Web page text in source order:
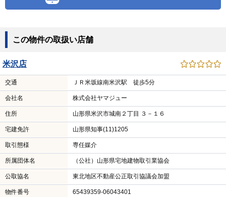
この物件の取扱い店舗
米沢店
交通 ＪＲ米坂線南米沢駅 徒歩5分
会社名 株式会社ヤマジュー
住所 山形県米沢市城南２丁目 ３－１６
宅建免許 山形県知事(11)1205
取引態様 専任媒介
所属団体名 （公社）山形県宅地建物取引業協会
公取協名 東北地区不動産公正取引協議会加盟
物件番号 65439359-06043401